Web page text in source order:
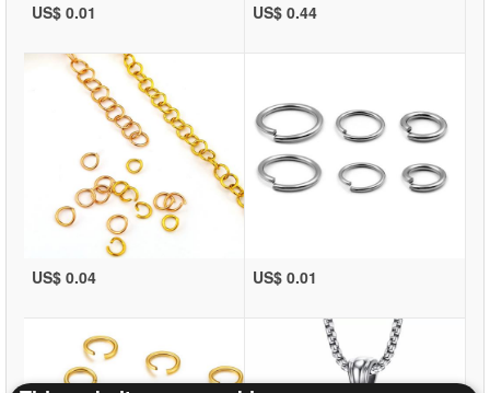
US$ 0.01 US$ 0.44
US$ 0.04 US$ 0.01